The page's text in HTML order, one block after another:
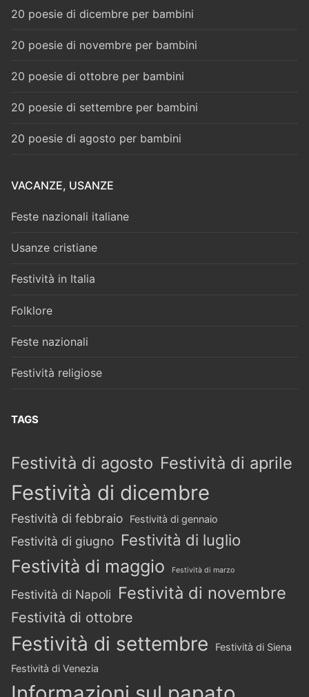
20 poesie di dicembre per bambini
20 poesie di novembre per bambini
20 poesie di ottobre per bambini
20 poesie di settembre per bambini
20 poesie di agosto per bambini
VACANZE, USANZE
Feste nazionali italiane
Usanze cristiane
Festività in Italia
Folklore
Feste nazionali
Festività religiose
TAGS
Festività di agosto Festività di aprile
Festività di dicembre
Festività di febbraio Festività di gennaio
Festività di giugno Festività di luglio
Festività di maggio Festività di marzo
Festività di Napoli Festività di novembre
Festività di ottobre
Festività di settembre
Festività di Siena
Festività di Venezia